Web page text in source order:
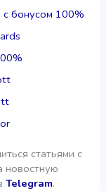
бонусом 100%
статьями с
новостную
Telegram.